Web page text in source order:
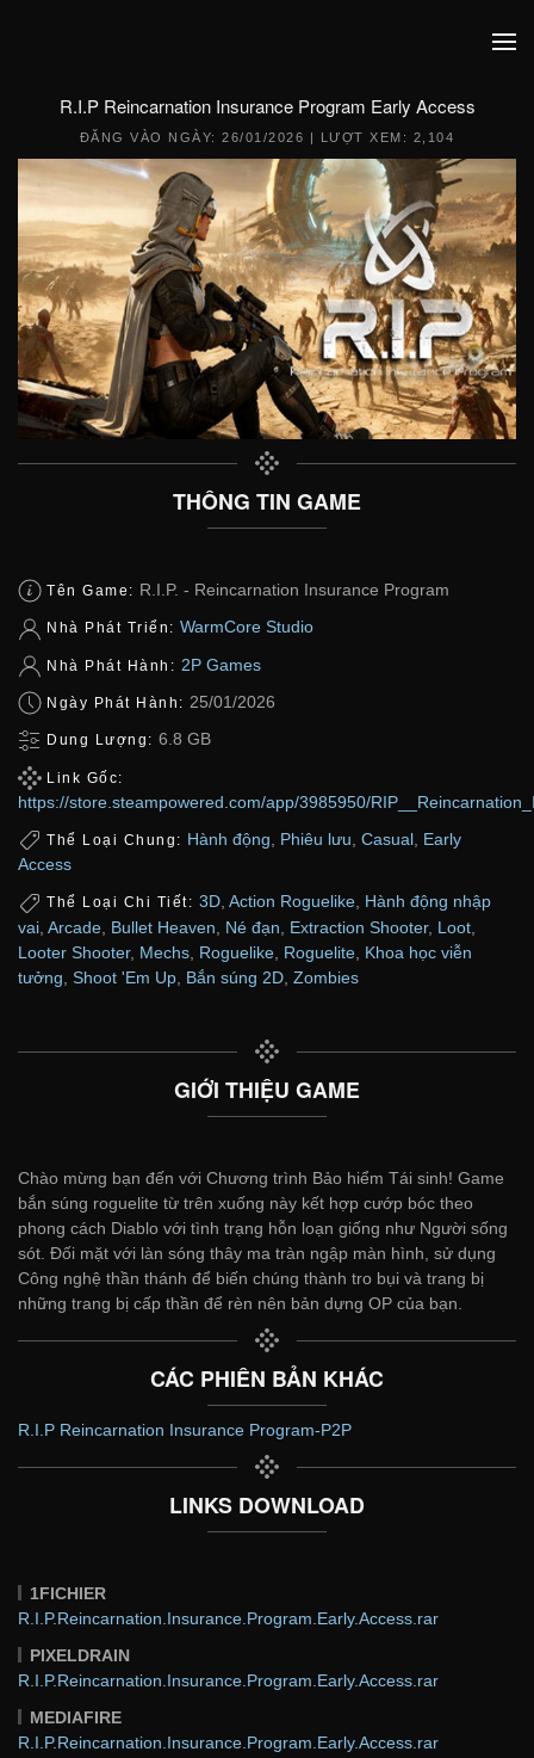
R.I.P Reincarnation Insurance Program Early Access
ĐĂNG VÀO NGÀY:26/01/2026 | LƯỢT XEM: 2,104
THÔNG TIN GAME
Tên Game: R.I.P. - Reincarnation Insurance Program
Nhà Phát Triển: WarmCore Studio
Nhà Phát Hành: 2P Games
Ngày Phát Hành: 25/01/2026
Dung Lượng: 6.8 GB
Link Gốc:
https://store.steampowered.com/app/3985950/
Thể Loại Chung: Hành động Phiêu lưu Casual Early
Access
Thể Loại Chi Tiết: 3D, Action Roguelike, Hành động nhập
vai Arcade Bullet Heaven Né đạn Extraction Shooter, Loot
Looter Shooter, Mechs Roguelike Roguelite Khoa học viễn
tưởng Shoot 'Em Up Bắn súng 2D Zombies
GIỚI THIỆU GAME
Chào mừng bạn đến với Chương trình Bảo hiểm Tái sinh! Game
bắn súng roguelite từ trên xuống này kết hợp cướp bóc theo
phong cách Diablo với tình trạng hỗn loạn giống như Người sống
sót. Đối mặt với làn sóng thây ma tràn ngập màn hình, sử dụng
Công nghệ thần thánh để biến chúng thành tro bụi và trang bị
những trang bị cấp thần để rèn nên bản dựng OP của bạn.
CÁC PHIÊN BẢN KHÁC
R.I.P Reincarnation Insurance Program-P2P
LINKS DOWNLOAD
1FICHIER
R.I.P.Reincarnation.Insurance.Program.Early.Access.rar
PIXELDRAIN
R.I.P.Reincarnation.Insurance.Program.Early.Access.rar
MEDIAFIRE
R.I.P.Reincarnation.Insurance.Program.Early.Access.rar